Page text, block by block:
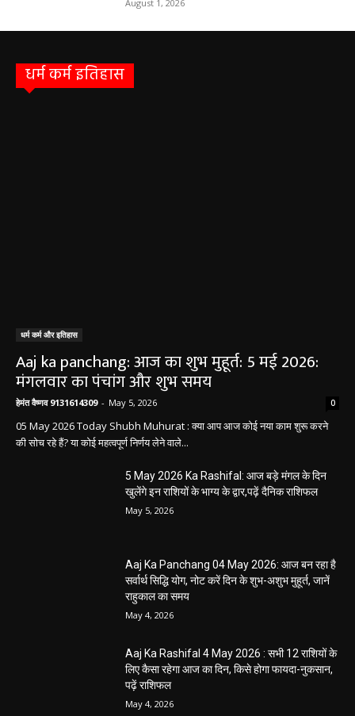
August 1, 2026
धर्म कर्म इतिहास
धर्म कर्म और इतिहास
Aaj ka panchang: आज का शुभ मुहूर्त: 5 मई 2026:
मंगलवार का पंचांग और शुभ समय
हेमंत वैष्णव 9131614309 - May 5, 2026 0
05 May 2026 Today Shubh Muhurat : क्या आप आज कोई नया काम शुरू करने
की सोच रहे हैं? या कोई महत्वपूर्ण निर्णय लेने वाले...
5 May 2026 Ka Rashifal: आज बड़े मंगल के दिन
खुलेंगे इन राशियों के भाग्य के द्वार,पढ़ें दैनिक राशिफल
May 5, 2026
Aaj Ka Panchang 04 May 2026: आज बन रहा है
सर्वार्थ सिद्धि योग, नोट करें दिन के शुभ-अशुभ मुहूर्त, जानें
राहुकाल का समय
May 4, 2026
Aaj Ka Rashifal 4 May 2026 : सभी 12 राशियों के
लिए कैसा रहेगा आज का दिन, किसे होगा फायदा-नुकसान,
पढ़ें राशिफल
May 4, 2026